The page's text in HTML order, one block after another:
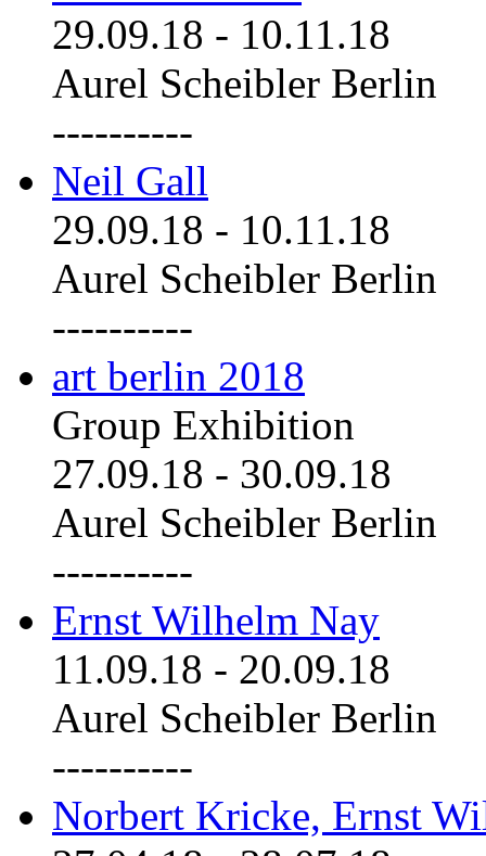
29.09.18 - 10.11.18
Aurel Scheibler Berlin
----------
Neil Gall
29.09.18 - 10.11.18
Aurel Scheibler Berlin
----------
art berlin 2018
Group Exhibition
27.09.18 - 30.09.18
Aurel Scheibler Berlin
----------
Ernst Wilhelm Nay
11.09.18 - 20.09.18
Aurel Scheibler Berlin
----------
Norbert Kricke, Ernst